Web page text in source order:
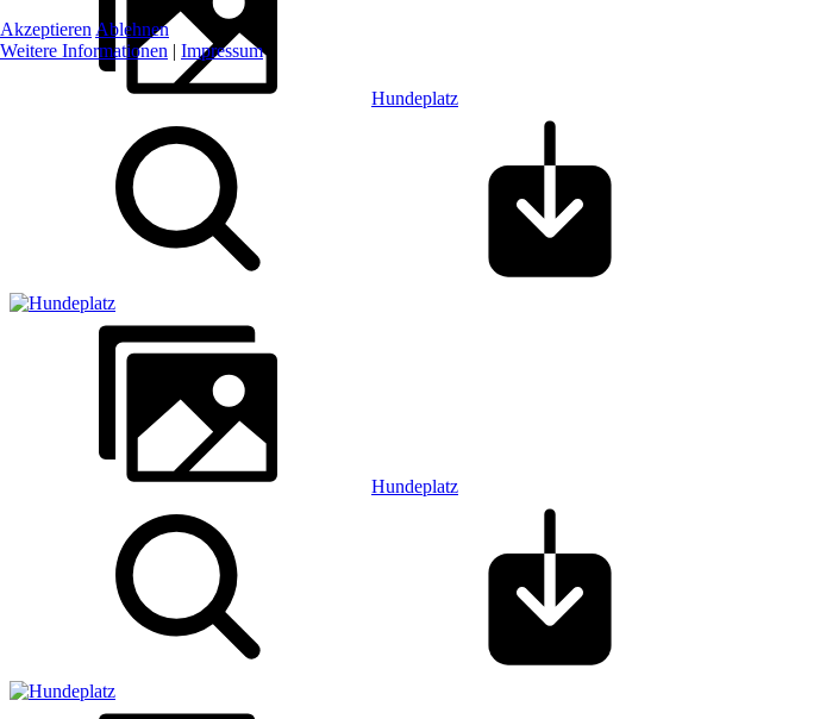
Hundeplatz
Hundeplatz
Akzeptieren Ablehnen
Weitere Informationen | Impressum